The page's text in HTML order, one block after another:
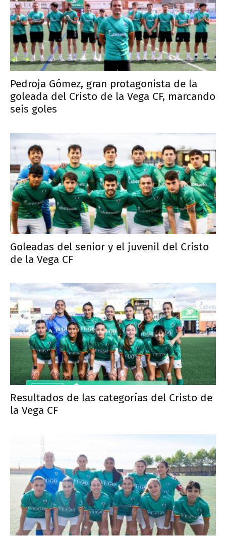
Pedroja Gómez, gran protagonista de la
goleada del Cristo de la Vega CF, marcando
seis goles
Goleadas del senior y el juvenil del Cristo
de la Vega CF
Resultados de las categorías del Cristo de
la Vega CF